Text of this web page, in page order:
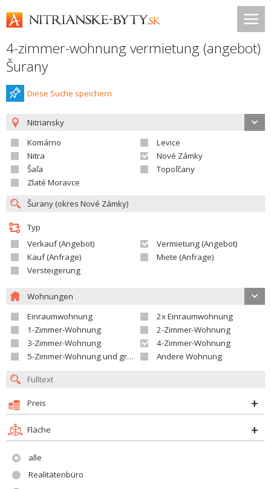
4-zimmer-wohnung vermietung (angebot)
Šurany
Diese Suche speichern
Nitriansky
Komárno
Levice
Nitra
Nové Zámky
Šaľa
Topoľčany
Zlaté Moravce
Typ
Verkauf (Angebot)
Vermietung (Angebot)
Kauf (Anfrage)
Miete (Anfrage)
Versteigerung
Wohnungen
Einraumwohnung
2x Einraumwohnung
1-Zimmer-Wohnung
2-Zimmer-Wohnung
3-Zimmer-Wohnung
4-Zimmer-Wohnung
5-Zimmer-Wohnung und größer
Andere Wohnung
Preis
Fläche
alle
Realitätenbüro